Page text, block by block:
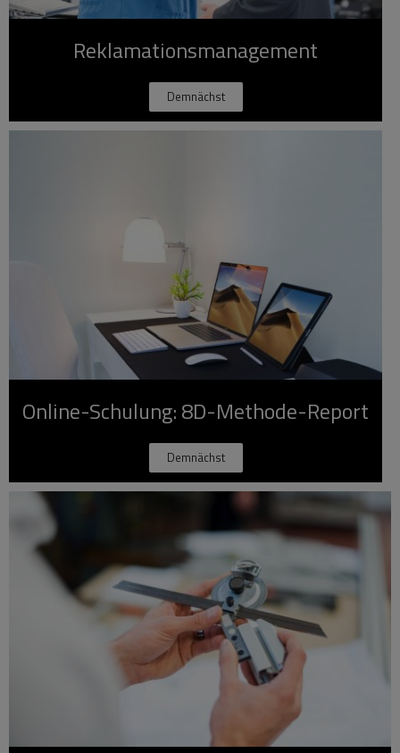
Reklamationsmanagement
Demnächst
Online-Schulung: 8D-Methode-Report
Demnächst